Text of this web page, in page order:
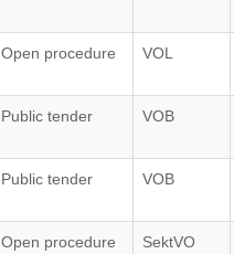
Open procedure VOL
Public tender VOB
Public tender VOB
Open procedure SektVO